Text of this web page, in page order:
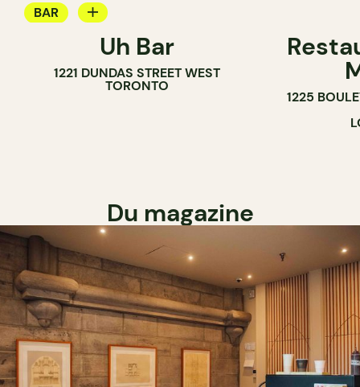
BAR
BAR À COCKTAILUh Bar
1221 DUNDAS STREET WEST
TORONTO
1225
Du magazine